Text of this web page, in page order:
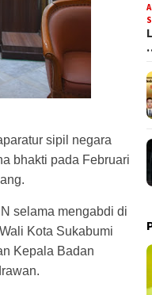
sipil negara
bhakti pada Februari
selama mengabdi di
Kota Sukabumi
Kepala Badan